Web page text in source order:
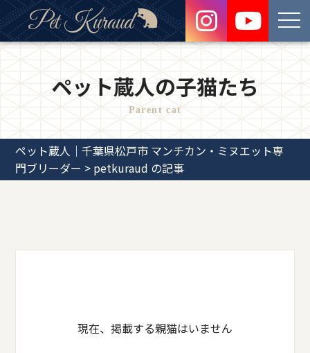
Pet Kuraud
ペット蔵人の子猫たち
Parent cat
ペット蔵人｜千葉県松戸市 マンチカン・ミヌエット専
門ブリーダー > petkuraud の記事
現在、掲載する親猫はいません